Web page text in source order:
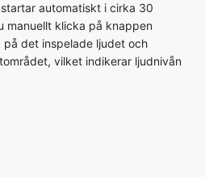
automatiskt i cirka 30
manuellt klicka på knappen
på det inspelade ljudet och
vilket indikerar ljudnivån